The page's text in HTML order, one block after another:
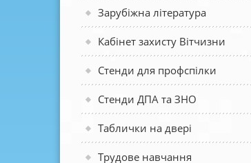
Зарубіжна література
Кабінет захисту Вітчизни
Стенди для профспілки
Стенди ДПА та ЗНО
Таблички на двері
Трудове навчання